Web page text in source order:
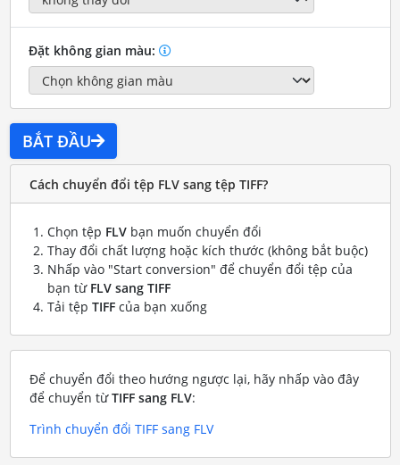
Đặt không gian màu:
BẮT ĐẦU
Cách chuyển đổi tệp FLV sang tệp TIFF?
Chọn tệp FLVbạn muốn chuyển đổi
Thay đổi chất lượng hoặc kích thước (không bắt buộc)
Nhấp vào "Start conversion" để chuyển đổi tệp của
bạn từ FLV sang TIFF
Tải tệp TIFFcủa bạn xuống
Để chuyển đổi theo hướng ngược lại, hãy nhấp vào đây
để chuyển từTIFF sang FLV:
Trình chuyển đổi TIFF sang FLV